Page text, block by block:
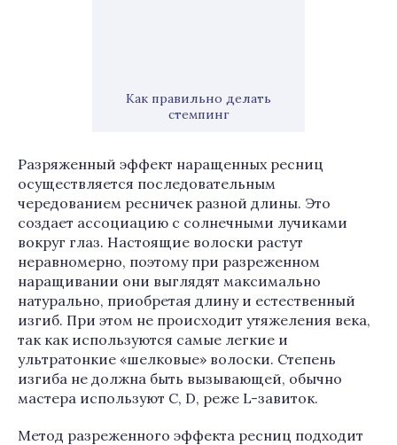
Как правильно делать
стемпинг
Разряженный эффект наращенных ресниц
осуществляется последовательным
чередованием ресничек разной длины. Это
создает ассоциацию с солнечными лучиками
вокруг глаз. Настоящие волоски растут
неравномерно, поэтому при разреженном
наращивании они выглядят максимально
натурально, приобретая длину и естественный
изгиб. При этом не происходит утяжеления века,
так как используются самые легкие и
ультратонкие «шелковые» волоски. Степень
изгиба не должна быть вызывающей, обычно
мастера используют C, D, реже L-завиток.
Метод разреженного эффекта ресниц подходит